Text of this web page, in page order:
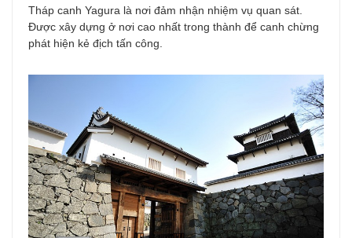
Tháp canh Yagura là nơi đảm nhận nhiệm vụ quan sát.
Được xây dựng ở nơi cao nhất trong thành để canh chừng
phát hiện kẻ địch tấn công.